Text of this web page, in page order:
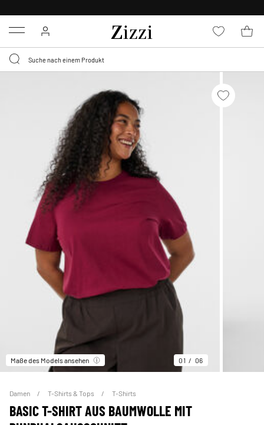
Menu
Maße des Models ansehen 01 06
Damen T-Shirts & Tops T-Shirts
BASIC T-SHIRT AUS BAUMWOLLE MIT